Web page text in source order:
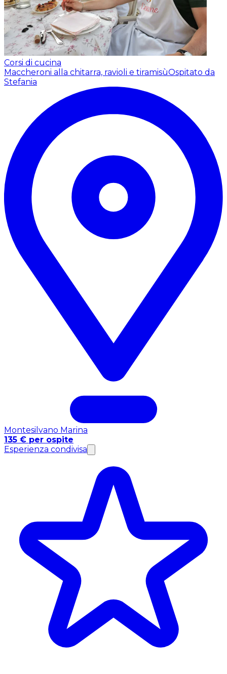
Corsi di cucina
Maccheroni alla chitarra, ravioli e tiramisùOspitato da
Stefania
Montesilvano Marina
135 € per ospite
Esperienza condivisa